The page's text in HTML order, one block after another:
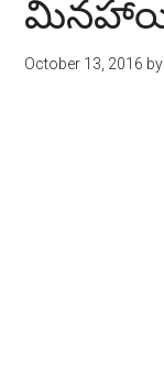
October 13, 2016